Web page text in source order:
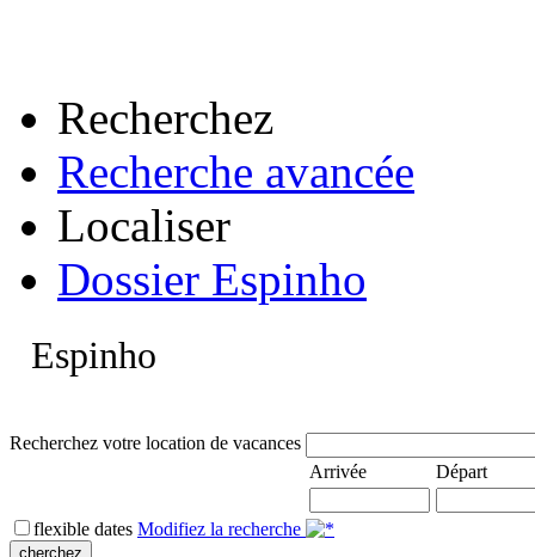
Recherchez
Recherche avancée
Localiser
Dossier Espinho
Espinho
Recherchez votre location de vacances
Arrivée
Départ
flexible dates Modifiez la recherche